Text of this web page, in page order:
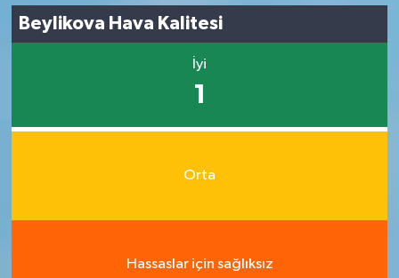
Beylikova Hava Kalitesi
İyi
1
Orta
Hassaslar için sağlıksız